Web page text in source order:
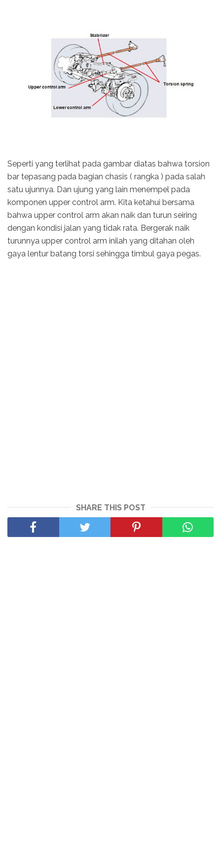
Seperti yang terlihat pada gambar diatas bahwa torsion
bar tepasang pada bagian chasis ( rangka ) pada salah
satu ujunnya. Dan ujung yang lain menempel pada
komponen upper control arm. Kita ketahui bersama
bahwa upper control arm akan naik dan turun seiring
dengan kondisi jalan yang tidak rata. Bergerak naik
turunnya upper control arm inilah yang ditahan oleh
gaya lentur batang torsi sehingga timbul gaya pegas.
SHARE THIS POST